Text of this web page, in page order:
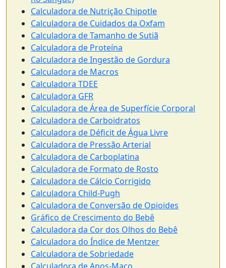
Calculadora de Nutrição Chipotle
Calculadora de Cuidados da Oxfam
Calculadora de Tamanho de Sutiã
Calculadora de Proteína
Calculadora de Ingestão de Gordura
Calculadora de Macros
Calculadora TDEE
Calculadora GFR
Calculadora de Área de Superfície Corporal
Calculadora de Carboidratos
Calculadora de Déficit de Água Livre
Calculadora de Pressão Arterial
Calculadora de Carboplatina
Calculadora de Formato de Rosto
Calculadora de Cálcio Corrigido
Calculadora Child-Pugh
Calculadora de Conversão de Opioides
Gráfico de Crescimento do Bebê
Calculadora da Cor dos Olhos do Bebê
Calculadora do Índice de Mentzer
Calculadora de Sobriedade